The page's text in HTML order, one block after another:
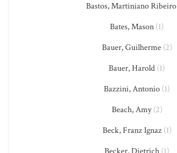
Bastos, Martiniano Ribeiro
Bates, Mason (1)
Bauer, Guilherme(2)
Bauer, Harold (1)
Bazzini, Antonio (1)
Beach, Amy(2)
Beck, Franz Ignaz(1)